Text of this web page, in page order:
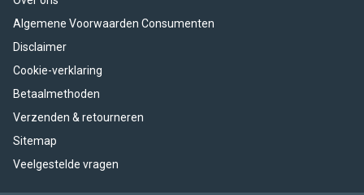
Algemene Voorwaarden Consumenten
Disclaimer
Cookie-verklaring
Betaalmethoden
Verzenden & retourneren
Sitemap
Veelgestelde vragen